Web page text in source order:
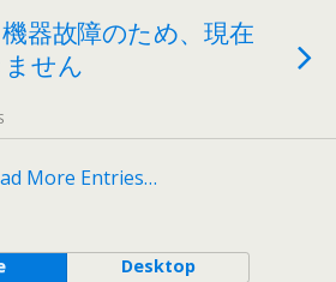
機器故障のため、現在
せん
More Entries…
Desktop